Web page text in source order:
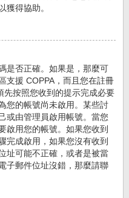
獲得協助。
是否正確。如果是，那麼可
支援 COPPA，而且您在註冊
按照您收到的提示完成必要
您的帳號尚未啟用。某些討
或由管理員啟用帳號。當您
啟用您的帳號。如果您收到
完成啟用，如果您沒有收到
址可能不正確，或者是被當
子郵件位址沒錯，那麼請聯